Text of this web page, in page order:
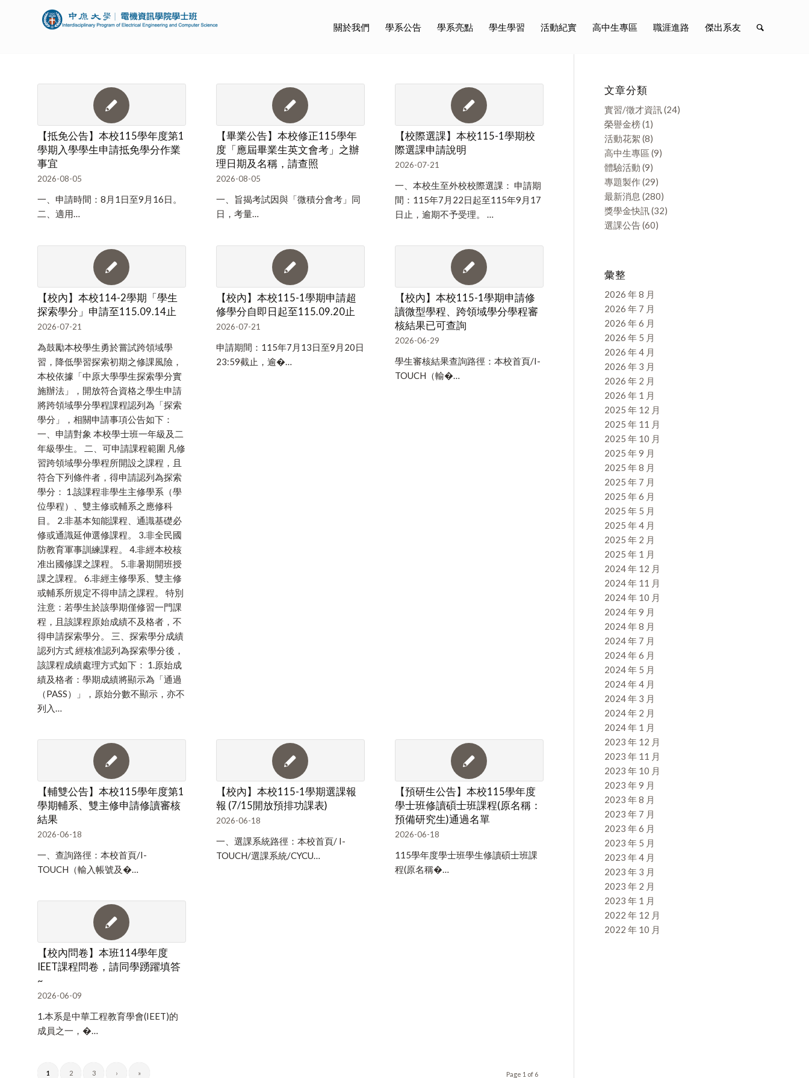
關於我們 學系公告 學系亮點 學生學習 活動紀實 高中生專區 職涯進路 傑出系友
【抵免公告】本校115學年度第1
學期入學學生申請抵免學分作業
事宜
2026-08-05
一、申請時間：8月1日至9月16日。
二、適用…
【畢業公告】本校修正115學年
度「應屆畢業生英文會考」之辦
理日期及名稱，請查照
2026-08-05
一、旨揭考試因與「微積分會考」同
日，考量…
【校際選課】本校115-1學期校
際選課申請說明
2026-07-21
一、本校生至外校校際選課： 申請期
間：115年7月22日起至115年9月17
日止，逾期不予受理。 …
【校內】本校114-2學期「學生
探索學分」申請至115.09.14止
2026-07-21
為鼓勵本校學生勇於嘗試跨領域學
習，降低學習探索初期之修課風險，
本校依據「中原大學學生探索學分實
施辦法」，開放符合資格之學生申請
將跨領域學分學程課程認列為「探索
學分」，相關申請事項公告如下：
一、申請對象 本校學士班一年級及二
年級學生。 二、可申請課程範圍 凡修
習跨領域學分學程所開設之課程，且
符合下列條件者，得申請認列為探索
學分： 1.該課程非學生主修學系（學
位學程）、雙主修或輔系之應修科
目。 2.非基本知能課程、通識基礎必
修或通識延伸選修課程。 3.非全民國
防教育軍事訓練課程。 4.非經本校核
准出國修課之課程。 5.非暑期開班授
課之課程。 6.非經主修學系、雙主修
或輔系所規定不得申請之課程。 特別
注意：若學生於該學期僅修習一門課
程，且該課程原始成績不及格者，不
得申請探索學分。 三、探索學分成績
認列方式 經核准認列為探索學分後，
該課程成績處理方式如下： 1.原始成
績及格者：學期成績將顯示為「通過
（PASS）」，原始分數不顯示，亦不
列入…
【校內】本校115-1學期申請超
修學分自即日起至115.09.20止
2026-07-21
申請期間：115年7月13日至9月20日
23:59截止，逾�…
【校內】本校115-1學期申請修
讀微型學程、跨領域學分學程審
核結果已可查詢
2026-06-29
學生審核結果查詢路徑：本校首頁/I-
TOUCH（輸�…
【輔雙公告】本校115學年度第1
學期輔系、雙主修申請修讀審核
結果
2026-06-18
一、查詢路徑：本校首頁/I-
TOUCH（輸入帳號及�…
【校內】本校115-1學期選課報
報 (7/15開放預排功課表)
2026-06-18
一、選課系統路徑：本校首頁/ I-
TOUCH/選課系統/CYCU…
【預研生公告】本校115學年度
學士班修讀碩士班課程(原名稱：
預備研究生)通過名單
2026-06-18
115學年度學士班學生修讀碩士班課
程(原名稱�…
【校內問卷】本班114學年度
IEET課程問卷，請同學踴躍填答
~
2026-06-09
1.本系是中華工程教育學會(IEET)的
成員之一，�…
Page 1 of 6
1 2 3 › »
文章分類
實習/徵才資訊(24)
榮譽金榜(1)
活動花絮 (8)
高中生專區 (9)
體驗活動 (9)
專題製作(29)
最新消息 (280)
獎學金快訊(32)
選課公告(60)
彙整
2026 年 8 月
2026 年 7 月
2026 年 6 月
2026 年 5 月
2026 年 4 月
2026 年 3 月
2026 年 2 月
2026 年 1 月
2025 年 12 月
2025 年 11 月
2025 年 10 月
2025 年 9 月
2025 年 8 月
2025 年 7 月
2025 年 6 月
2025 年 5 月
2025 年 4 月
2025 年 2 月
2025 年 1 月
2024 年 12 月
2024 年 11 月
2024 年 10 月
2024 年 9 月
2024 年 8 月
2024 年 7 月
2024 年 6 月
2024 年 5 月
2024 年 4 月
2024 年 3 月
2024 年 2 月
2024 年 1 月
2023 年 12 月
2023 年 11 月
2023 年 10 月
2023 年 9 月
2023 年 8 月
2023 年 7 月
2023 年 6 月
2023 年 5 月
2023 年 4 月
2023 年 3 月
2023 年 2 月
2023 年 1 月
2022 年 12 月
2022 年 10 月